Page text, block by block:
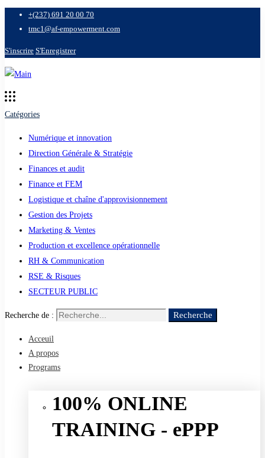
+(237) 691 20 00 70
tmc1@af-empowerment.com
S'inscrire S'Enregistrer
Catégories
Numérique et innovation
Direction Générale & Stratégie
Finances et audit
Finance et FEM
Logistique et chaîne d'approvisionnement
Gestion des Projets
Marketing & Ventes
Production et excellence opérationnelle
RH & Communication
RSE & Risques
SECTEUR PUBLIC
Recherche de : Recherche
Acceuil
A propos
Programs
100% ONLINE
TRAINING - ePPP